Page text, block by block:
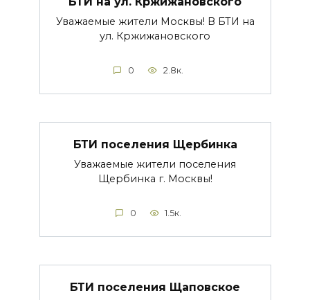
Уважаемые жители Москвы! В БТИ на
ул. Кржижановского
0 2.8к.
БТИ поселения Щербинка
Уважаемые жители поселения
Щербинка г. Москвы!
0 1.5к.
БТИ поселения Щаповское